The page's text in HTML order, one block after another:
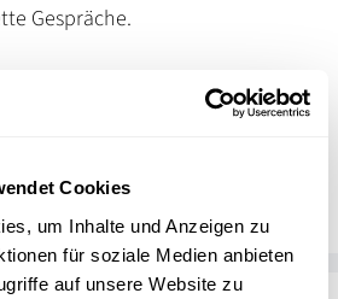
Cookies
um Inhalte und Anzeigen zu
für soziale Medien anbieten
auf unsere Website zu
Gespräche.